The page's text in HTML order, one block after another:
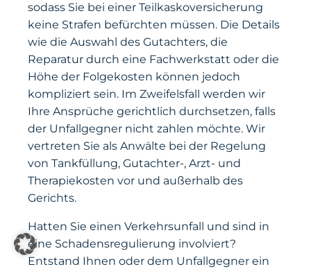
sodass Sie bei einer Teilkaskoversicherung
keine Strafen befürchten müssen. Die Details
wie die Auswahl des Gutachters, die
Reparatur durch eine Fachwerkstatt oder die
Höhe der Folgekosten können jedoch
kompliziert sein. Im Zweifelsfall werden wir
Ihre Ansprüche gerichtlich durchsetzen, falls
der Unfallgegner nicht zahlen möchte. Wir
vertreten Sie als Anwälte bei der Regelung
von Tankfüllung, Gutachter-, Arzt- und
Therapiekosten vor und außerhalb des
Gerichts.
Hatten Sie einen Verkehrsunfall und sind in
eine Schadensregulierung involviert?
Entstand Ihnen oder dem Unfallgegner ein